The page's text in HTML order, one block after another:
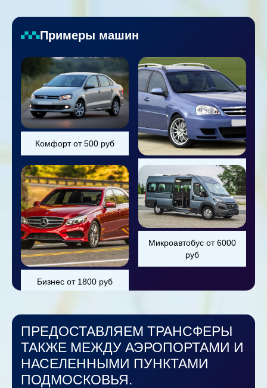
Примеры машин
Комфорт от 500 руб
Универсал от 800 руб
Бизнес от 1800 руб
Микроавтобус от 6000
руб
ПРЕДОСТАВЛЯЕМ ТРАНСФЕРЫ
ТАКЖЕ МЕЖДУ АЭРОПОРТАМИ И
НАСЕЛЕННЫМИ ПУНКТАМИ
ПОДМОСКОВЬЯ.